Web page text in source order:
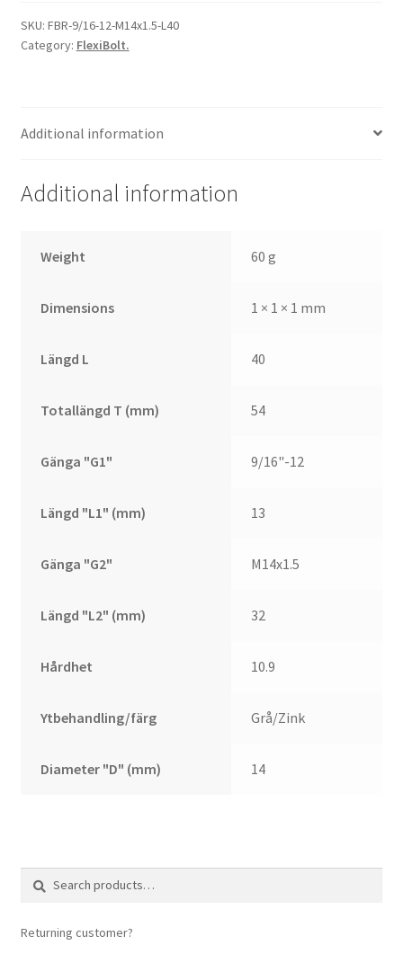
L40
quantity
SKU: FBR-9/16-12-M14x1.5-L40
Category: FlexiBolt.
Additional information
Additional information
Weight 60 g
Dimensions 1 × 1 × 1 mm
Längd L 40
Totallängd T (mm) 54
Gänga "G1" 9/16"-12
Längd "L1" (mm) 13
Gänga "G2" M14x1.5
Längd "L2" (mm) 32
Hårdhet 10.9
Ytbehandling/färg Grå/Zink
Diameter "D" (mm) 14
Returning customer?